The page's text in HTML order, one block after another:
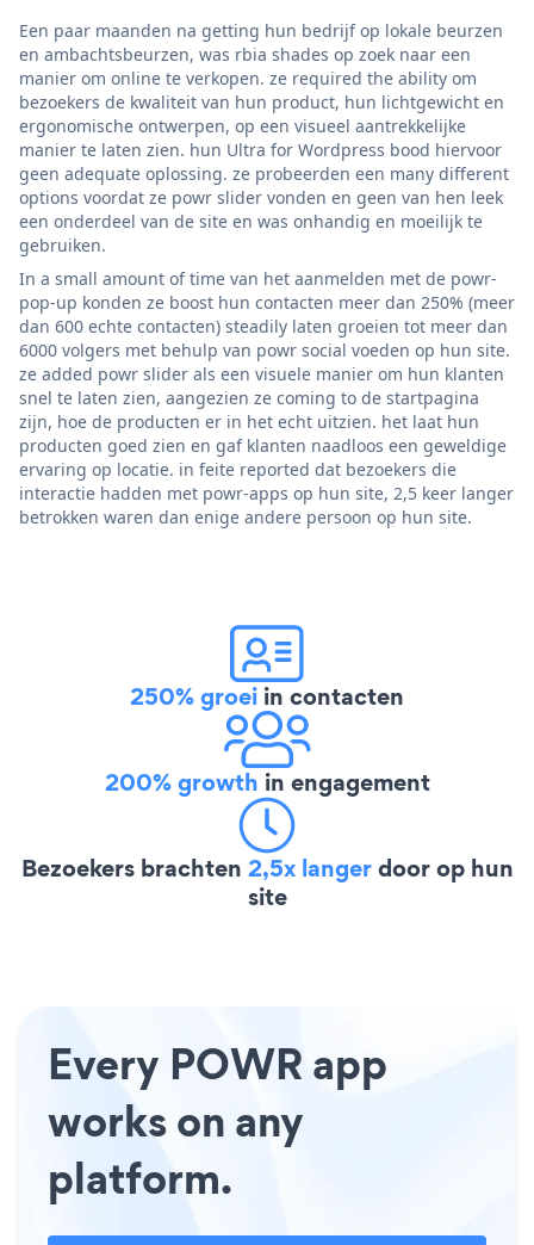
Een paar maanden na getting hun bedrijf op lokale beurzen
en ambachtsbeurzen, was rbia shades op zoek naar een
manier om online te verkopen. ze required the ability om
bezoekers de kwaliteit van hun product, hun lichtgewicht en
ergonomische ontwerpen, op een visueel aantrekkelijke
manier te laten zien. hun Ultra for Wordpress bood hiervoor
geen adequate oplossing. ze probeerden een many different
options voordat ze powr slider vonden en geen van hen leek
een onderdeel van de site en was onhandig en moeilijk te
gebruiken.
In a small amount of time van het aanmelden met de powr-
pop-up konden ze boost hun contacten meer dan 250% (meer
dan 600 echte contacten) steadily laten groeien tot meer dan
6000 volgers met behulp van powr social voeden op hun site.
ze added powr slider als een visuele manier om hun klanten
snel te laten zien, aangezien ze coming to de startpagina
zijn, hoe de producten er in het echt uitzien. het laat hun
producten goed zien en gaf klanten naadloos een geweldige
ervaring op locatie. in feite reported dat bezoekers die
interactie hadden met powr-apps op hun site, 2,5 keer langer
betrokken waren dan enige andere persoon op hun site.
250% groei in contacten
200% growth in engagement
Bezoekers brachten 2,5x langerdoor op hun
site
Every POWR app
works on any
platform.